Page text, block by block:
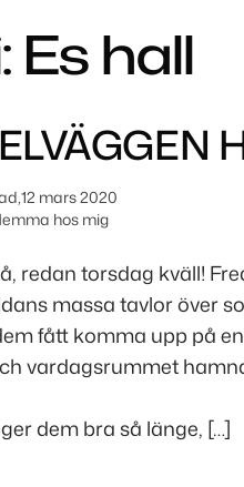
Es hall
12 mars 2020
hos mig
redan torsdag kväll!
massa tavlor över
fått komma upp på
vardagsrummet
dem bra så länge, […]